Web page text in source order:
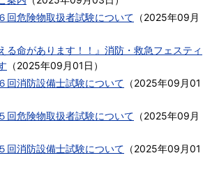
危険物取扱者試験について （2025年09月
る命があります！！』消防・救急フェスティ
（2025年09月01日 ）
消防設備士試験について （2025年09月01
危険物取扱者試験について （2025年09月
消防設備士試験について （2025年09月01